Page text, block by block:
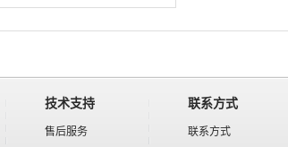
技术支持
售后服务
联系方式
联系方式